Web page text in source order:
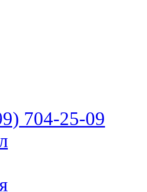
704-25-09